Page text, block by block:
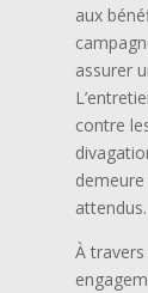
aux
assurer
contre
attendus.
À